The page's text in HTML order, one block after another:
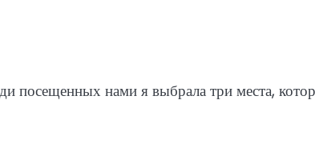
посещенных нами я выбрала три места,